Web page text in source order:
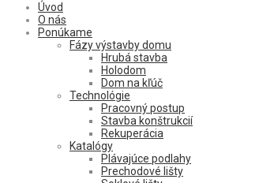
Úvod
O nás
Ponúkame
Fázy výstavby domu
Hrubá stavba
Holodom
Dom na kľúč
Technológie
Pracovný postup
Stavba konštrukcií
Rekuperácia
Katalógy
Plávajúce podlahy
Prechodové lišty